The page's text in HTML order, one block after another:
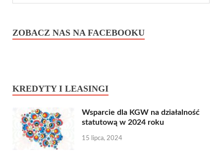
ZOBACZ NAS NA FACEBOOKU
KREDYTY I LEASINGI
Wsparcie dla KGW na działalność
statutową w 2024 roku
15 lipca, 2024